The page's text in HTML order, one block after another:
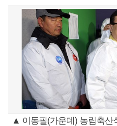
▲ 이동필(가운데) 농림축산